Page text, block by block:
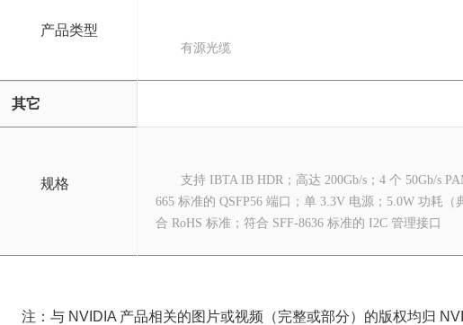
产品类型
有源光缆
其它
规格
支持 IBTA IB HDR；高达 200Gb/s；4 个 50Gb/s
665 标准的 QSFP56 端口；单 3.3V 电源；5.0W 功耗
合 RoHS 标准；符合 SFF-8636 标准的 I2C 管理接口
注：与 NVIDIA 产品相关的图片或视频（完整或部分）的版权均归